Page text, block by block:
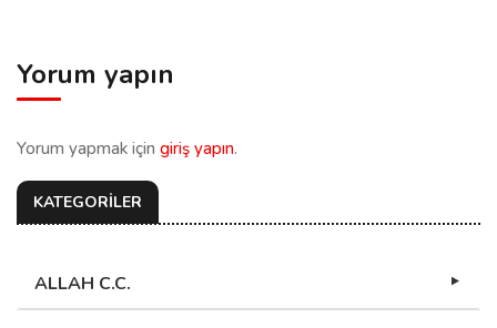
Yorum yapın
Yorum yapmak için giriş yapın.
KATEGORİLER
ALLAH C.C.